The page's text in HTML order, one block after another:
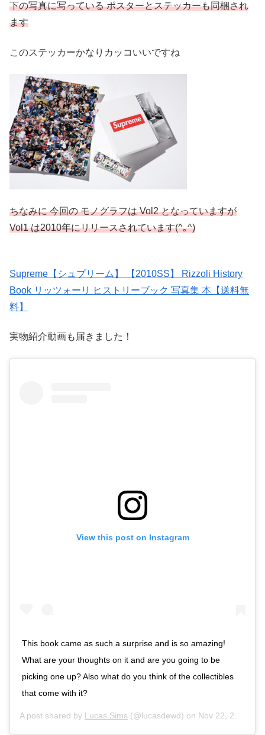
下の写真に写っている ポスターとステッカーも同梱され
ます
このステッカーかなりカッコいいですね
ちなみに 今回の モノグラフは Vol2 となっていますが
Vol1 は2010年にリリースされています(^｡^)
Supreme【シュプリーム】 【2010SS】 Rizzoli History
Book リッツォーリ ヒストリーブック 写真集 本【送料無
料】
実物紹介動画も届きました！
View this post on Instagram
This book came as such a surprise and is so amazing!
What are your thoughts on it and are you going to be
picking one up? Also what do you think of the collectibles
that come with it?
A post shared by Lucas Sims (@lucasdewd) on Nov 22, 2019 at 3:49pm PST